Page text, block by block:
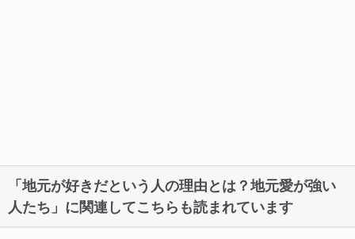
「地元が好きだという人の理由とは？地元愛が強い
人たち」に関連してこちらも読まれています